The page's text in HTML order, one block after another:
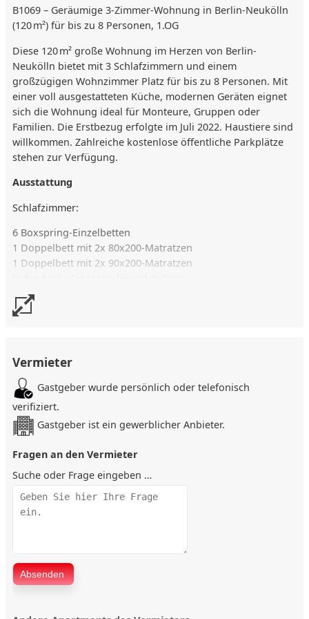
B1069 – Geräumige 3-Zimmer-Wohnung in Berlin-Neukölln
(120 m²) für bis zu 8 Personen, 1.OG
Diese 120 m² große Wohnung im Herzen von Berlin-
Neukölln bietet mit 3 Schlafzimmern und einem
großzügigen Wohnzimmer Platz für bis zu 8 Personen. Mit
einer voll ausgestatteten Küche, modernen Geräten eignet
sich die Wohnung ideal für Monteure, Gruppen oder
Familien. Die Erstbezug erfolgte im Juli 2022. Haustiere sind
willkommen. Zahlreiche kostenlose öffentliche Parkplätze
stehen zur Verfügung.
Ausstattung
Schlafzimmer:
6 Boxspring-Einzelbetten
1 Doppelbett mit 2x 80x200-Matratzen
1 Doppelbett mit 2x 90x200-Matratzen
Wohnbereich:
Große Sofaecke zum Entspannen
Backofen
Spülmaschine
Kaffeemaschine
Kühlschrank
Vollwertige Küchenausstattung
Komplett ausgestattet
Weitere Ausstattung:
HD-Fernseher
Schnelles Internet (WLAN)
Vermieter
Gastgeber wurde persönlich oder telefonisch
verifiziert.
Gastgeber ist ein gewerblicher Anbieter.
Fragen an den Vermieter
Suche oder Frage eingeben …